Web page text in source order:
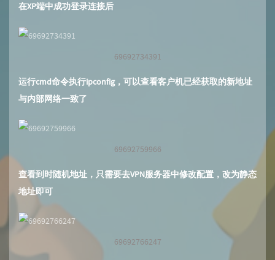
在XP端中成功登录连接后
69692734391
运行cmd命令执行ipconfig，可以查看客户机已经获取的新地址
与内部网络一致了
69692759966
查看到时随机地址，只需要去VPN服务器中修改配置，改为静态
地址即可
69692766247